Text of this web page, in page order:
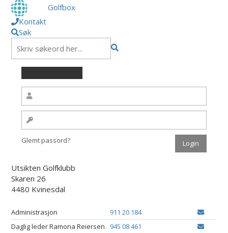
Golfbox
Kontakt
Søk
Glemt passord?
Utsikten Golfklubb
Skaren 26
4480 Kvinesdal
Administrasjon
911 20 184
Daglig leder Ramona Reiersen
945 08 461